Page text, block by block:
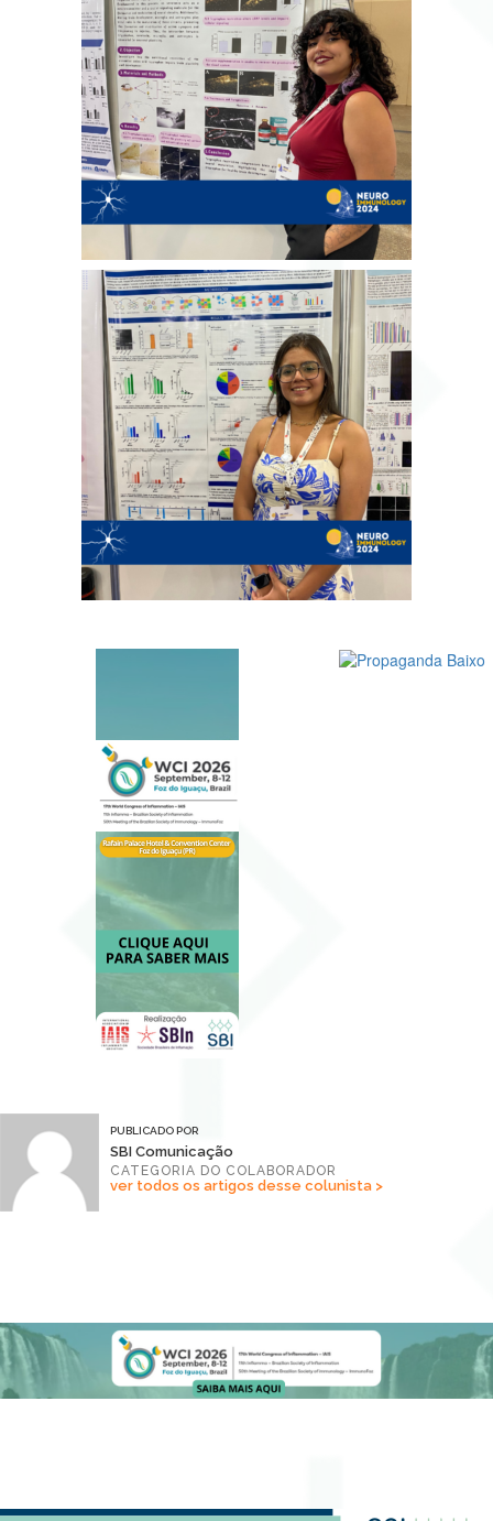
PUBLICADO POR
SBI Comunicação
CATEGORIA DO COLABORADOR
ver todos os artigos desse colunista >